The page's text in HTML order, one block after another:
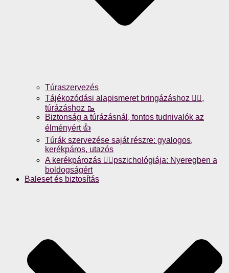
Túraszervezés
Tájékozódási alapismeret bringázáshoz 🚴‍♀️,
túrázáshoz 🥾
Biztonság a túrázásnál, fontos tudnivalók az
élményért 👍
Túrák szervezése saját részre: gyalogos,
kerékpáros, utazós
A kerékpározás 🚴‍♀️pszichológiája: Nyeregben a
boldogságért
Baleset és biztosítás